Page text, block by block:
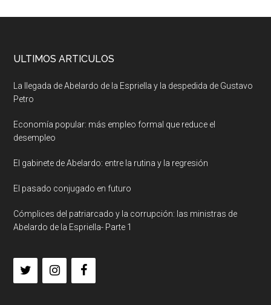
ULTIMOS ARTICULOS
La llegada de Abelardo de la Espriella y la despedida de Gustavo
Petro
Economía popular: más empleo formal que reduce el
desempleo
El gabinete de Abelardo: entre la rutina y la regresión
El pasado conjugado en futuro
Cómplices del patriarcado y la corrupción: las ministras de
Abelardo de la Espriella- Parte 1